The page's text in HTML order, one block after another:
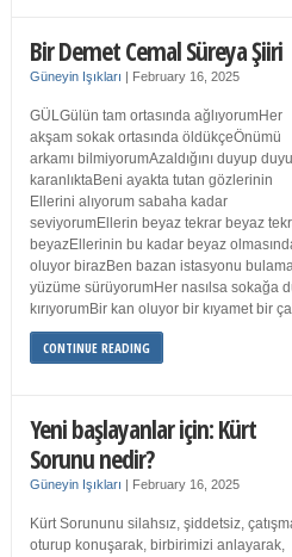
Bir Demet Cemal Süreya Şiiri
Güneyin Işıkları | February 16, 2025
GÜLGülün tam ortasında ağlıyorumHer
akşam sokak ortasında öldükçeÖnümü
arkamı bilmiyorumAzaldığını duyup
karanlıktaBeni ayakta tutan gözlerinin
Ellerini alıyorum sabaha kadar
seviyorumEllerin beyaz tekrar beyaz
beyazEllerinin bu kadar beyaz
oluyor birazBen bazan istasyonu
yüzüme sürüyorumHer nasılsa sokağa
kırıyorumBir kan oluyor bir kıyamet bir
CONTINUE READING
Yeni başlayanlar için: Kürt
Sorunu nedir?
Güneyin Işıkları | February 16, 2025
Kürt Sorununu silahsız, şiddetsiz,
oturup konuşarak, birbirimizi anlayarak,